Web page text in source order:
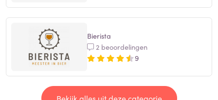
Bierista
2 beoordelingen
9